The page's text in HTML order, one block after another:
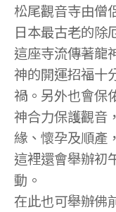
松尾觀音寺由僧
日本最古老的除
這座寺流傳著龍
神的開運招福十
禍。另外也會保
神合力保護觀音
緣、懷孕及順產
這裡還會舉辦初
動。
在此也可舉辦佛